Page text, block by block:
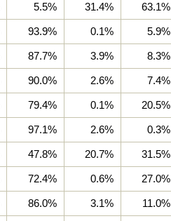
5.5% 31.4% 63.1%
93.9% 0.1% 5.9%
87.7% 3.9% 8.3%
90.0% 2.6% 7.4%
79.4% 0.1% 20.5%
97.1% 2.6% 0.3%
47.8% 20.7% 31.5%
72.4% 0.6% 27.0%
86.0% 3.1% 11.0%